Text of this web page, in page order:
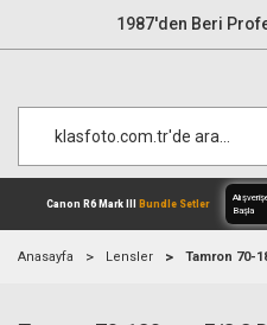
1987'den Beri
Anasayfa Lensler Tamron 70-